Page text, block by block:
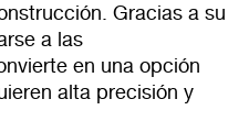
Gracias a su
a las
en una opción
alta precisión y